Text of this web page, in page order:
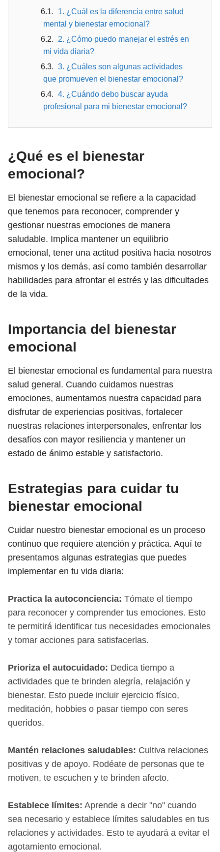
1. ¿Cuál es la diferencia entre salud
mental y bienestar emocional?
2. ¿Cómo puedo manejar el estrés en
mi vida diaria?
3. ¿Cuáles son algunas actividades
que promueven el bienestar emocional?
4. ¿Cuándo debo buscar ayuda
profesional para mi bienestar emocional?
¿Qué es el bienestar
emocional?
El bienestar emocional se refiere a la capacidad
que tenemos para reconocer, comprender y
gestionar nuestras emociones de manera
saludable. Implica mantener un equilibrio
emocional, tener una actitud positiva hacia nosotros
mismos y los demás, así como también desarrollar
habilidades para afrontar el estrés y las dificultades
de la vida.
Importancia del bienestar
emocional
El bienestar emocional es fundamental para nuestra
salud general. Cuando cuidamos nuestras
emociones, aumentamos nuestra capacidad para
disfrutar de experiencias positivas, fortalecer
nuestras relaciones interpersonales, enfrentar los
desafíos con mayor resiliencia y mantener un
estado de ánimo estable y satisfactorio.
Estrategias para cuidar tu
bienestar emocional
Cuidar nuestro bienestar emocional es un proceso
continuo que requiere atención y práctica. Aquí te
presentamos algunas estrategias que puedes
implementar en tu vida diaria:
Practica la autoconciencia: Tómate el tiempo
para reconocer y comprender tus emociones. Esto
te permitirá identificar tus necesidades emocionales
y tomar acciones para satisfacerlas.
Prioriza el autocuidado: Dedica tiempo a
actividades que te brinden alegría, relajación y
bienestar. Esto puede incluir ejercicio físico,
meditación, hobbies o pasar tiempo con seres
queridos.
Mantén relaciones saludables: Cultiva relaciones
positivas y de apoyo. Rodéate de personas que te
motiven, te escuchen y te brinden afecto.
Establece límites: Aprende a decir "no" cuando
sea necesario y establece límites saludables en tus
relaciones y actividades. Esto te ayudará a evitar el
agotamiento emocional.